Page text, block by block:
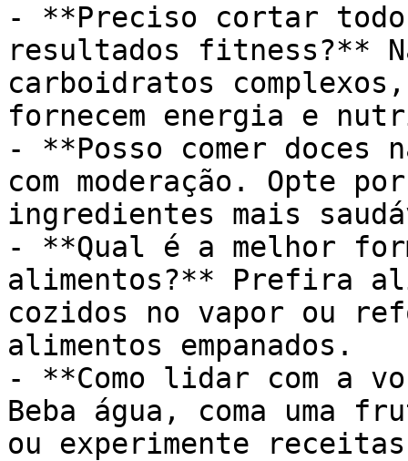
- **Preciso cortar
resultados fitness?**
carboidratos
fornecem energia e
- **Posso comer
com moderação. Opte
ingredientes mais
- **Qual é a melhor
alimentos?** Prefira
cozidos no vapor ou
alimentos empanados.
- **Como lidar com a
Beba água, coma uma
ou experimente